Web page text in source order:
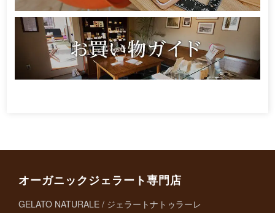
オーガニックジェラート専門店
GELATO NATURALE / ジェラートナトゥラーレ